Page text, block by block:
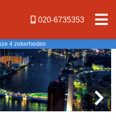
020-6735353
4 zekerheden